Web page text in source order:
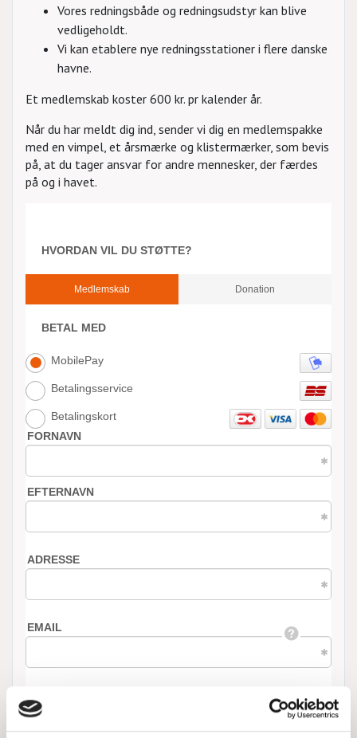
Vores redningsbåde og redningsudstyr kan blive
vedligeholdt.
Vi kan etablere nye redningsstationer i flere danske
havne.
Et medlemskab koster 600 kr. pr kalender år.
Når du har meldt dig ind, sender vi dig en medlemspakke
med en vimpel, et årsmærke og klistermærker, som bevis
på, at du tager ansvar for andre mennesker, der færdes
på og i havet.